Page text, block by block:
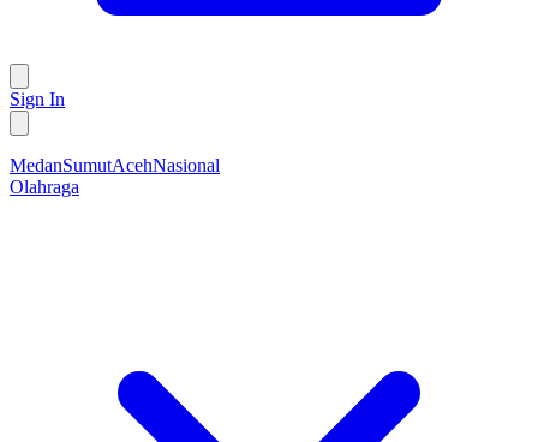
Sign In
MedanSumutAcehNasional
Olahraga